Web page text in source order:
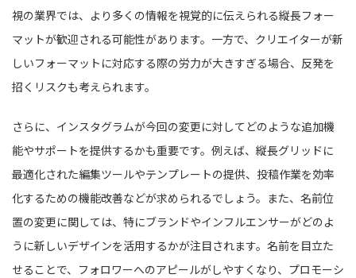
視の業界では、より多くの情報を視覚的に伝えられる縦長フォー
マットが歓迎される可能性があります。一方で、クリエイターが新
しいフォーマットに対応する際の労力が大きすぎる場合、反発を
招くリスクも考えられます。
さらに、インスタグラムが今回の変更に対してどのような追加機
能やサポートを提供するかも重要です。例えば、縦長グリッドに
最適化された編集ツールやテンプレートの提供、投稿作業を効率
化するための機能改善などが求められるでしょう。また、名前位
置の変更に関しては、特にブランドやインフルエンサーがどのよ
うに新しいデザインを活用するかが注目されます。名前を目立た
せることで、フォロワーへのアピールがしやすくなり、プロモーシ